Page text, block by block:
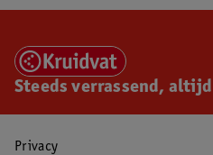
Steeds verrassend,
Privacy